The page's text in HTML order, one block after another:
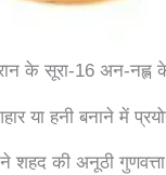
के सूरा-16 अन-नह्ल
या हनी बनाने में
शहद की अनूठी